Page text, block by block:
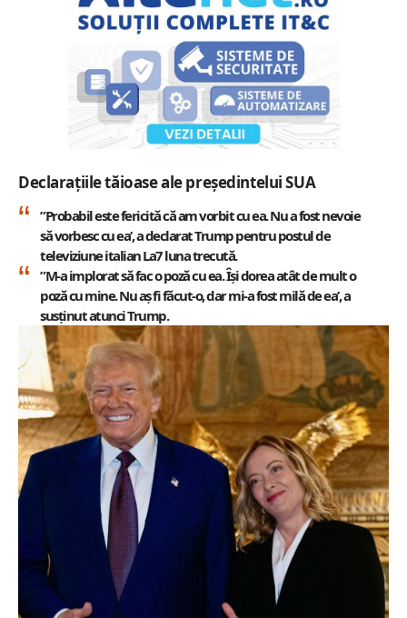
Declarațiile tăioase ale președintelui SUA
”Probabil este fericită că am vorbit cu ea. Nu a fost nevoie
să vorbesc cu ea’, a declarat Trump pentru postul de
televiziune italian La7 luna trecută.
”M-a implorat să fac o poză cu ea. Își dorea atât de mult o
poză cu mine. Nu aș fi făcut-o, dar mi-a fost milă de ea’, a
susținut atunci Trump.